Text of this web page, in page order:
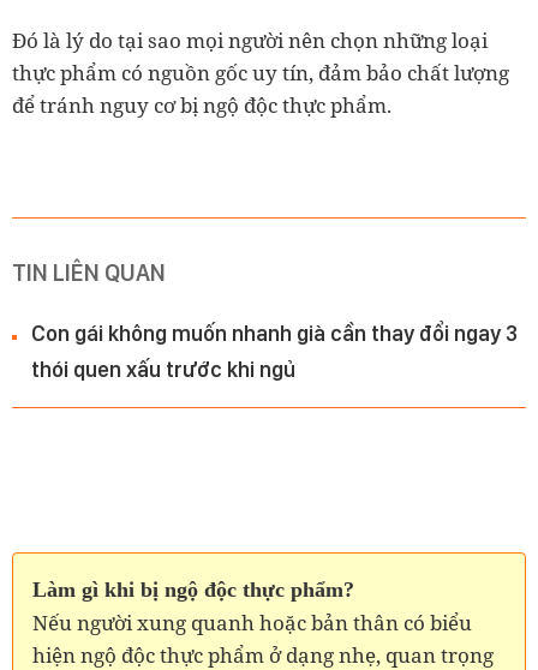
Đó là lý do tại sao mọi người nên chọn những loại
thực phẩm có nguồn gốc uy tín, đảm bảo chất lượng
để tránh nguy cơ bị ngộ độc thực phẩm.
TIN LIÊN QUAN
Con gái không muốn nhanh già cần thay đổi ngay 3
thói quen xấu trước khi ngủ
Làm gì khi bị ngộ độc thực phẩm?
Nếu người xung quanh hoặc bản thân có biểu
hiện ngộ độc thực phẩm ở dạng nhẹ, quan trọng